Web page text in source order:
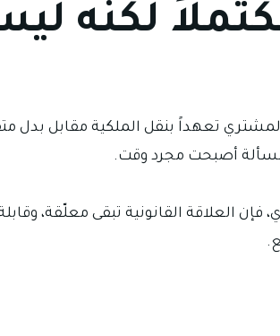
لكنه
تعهداً بنقل الملكية مقابل بدل
أصبحت مجرد وقت.
العلاقة القانونية تبقى معلّقة، وقابلة